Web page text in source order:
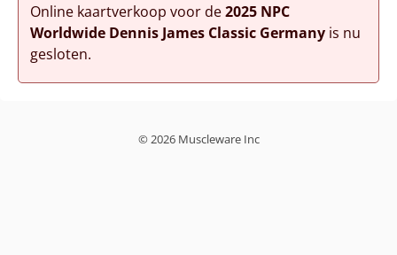
Online kaartverkoop voor de2025 NPC
Worldwide Dennis James Classic Germanyis nu
gesloten.
© 2026 Muscleware Inc